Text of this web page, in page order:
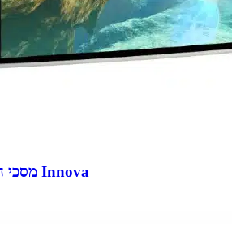
מסכי הקרנה חשמליים 16:9 Innova